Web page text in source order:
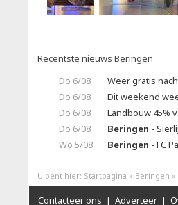
Recentste nieuws Beringen
Do 6/08
Weer gratis
Do 6/08
Dit weekend
Do 6/08
Landbouw 45%
Do 6/08
Beringen -
Wo 5/08
Beringen - FC
U bent hier: Startpagina » Beringen »
Contacteer ons | Adverteer |